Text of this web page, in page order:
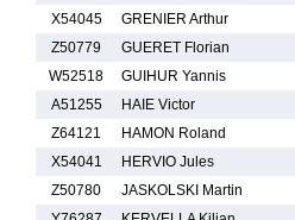
X54045
GRENIER Arthur
Z50779
GUERET Florian
W52518
GUIHUR Yannis
A51255
HAIE Victor
Z64121
HAMON Roland
X54041
HERVIO Jules
Z50780
JASKOLSKI Martin